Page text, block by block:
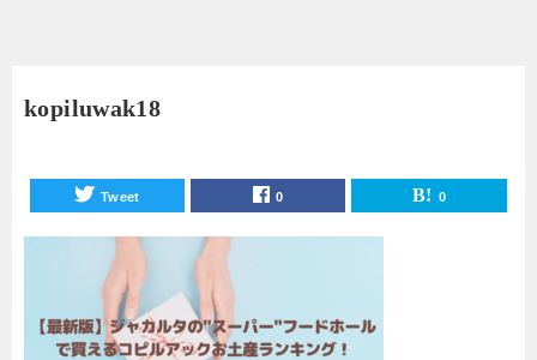
kopiluwak18
Tweet 0 0